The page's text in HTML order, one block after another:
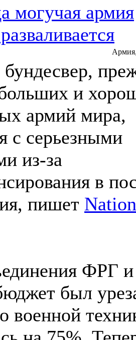
могучая армия
и
армий мира,
с серьезными
из-за
в
пишет
ФРГ
был
военной